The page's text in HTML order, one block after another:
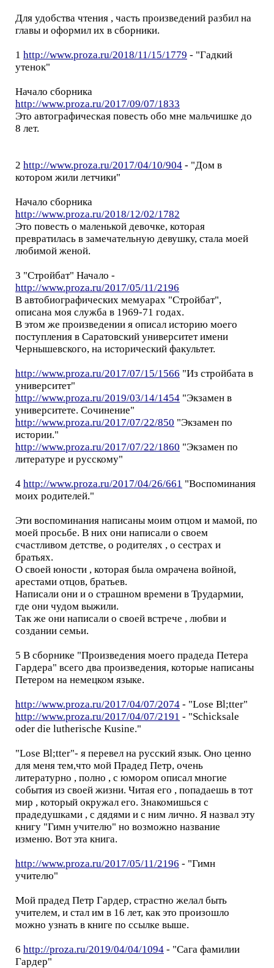
Для удобства чтения , часть произведений разбил на
главы и оформил их в сборники.
1 http://www.proza.ru/2018/11/15/1779 - "Гадкий
утенок"
Начало сборника
http://www.proza.ru/2017/09/07/1833
Это автографическая повесть обо мне мальчишке до
8 лет.
2 http://www.proza.ru/2017/04/10/904 - "Дом в
котором жили летчики"
Начало сборника
http://www.proza.ru/2018/12/02/1782
Это повесть о маленькой девочке, которая
превратилась в замечательную девушку, стала моей
любимой женой.
3 "Стройбат" Начало -
http://www.proza.ru/2017/05/11/2196
В автобиографических мемуарах "Стройбат",
описана моя служба в 1969-71 годах.
В этом же произведении я описал историю моего
поступления в Саратовский университет имени
Чернышевского, на исторический факультет.
http://www.proza.ru/2017/07/15/1566 "Из стройбата в
университет"
http://www.proza.ru/2019/03/14/1454 "Экзамен в
университете. Сочинение"
http://www.proza.ru/2017/07/22/850 "Экзамен по
истории."
http://www.proza.ru/2017/07/22/1860 "Экзамен по
литературе и русскому"
4 http://www.proza.ru/2017/04/26/661 "Воспоминания
моих родителей."
Эти воспоминания написаны моим отцом и мамой, по
моей просьбе. В них они написали о своем
счастливом детстве, о родителях , о сестрах и
братьях.
О своей юности , которая была омрачена войной,
арестами отцов, братьев.
Написали они и о страшном времени в Трудармии,
где они чудом выжили.
Так же они написали о своей встрече , любви и
создании семьи.
5 В сборнике "Произведения моего прадеда Петера
Гардера" всего два произведения, которые написаны
Петером на немецком языке.
http://www.proza.ru/2017/04/07/2074 - "Lose Bl;tter"
http://www.proza.ru/2017/04/07/2191 - "Schicksale
oder die lutherische Kusine."
"Lose Bl;tter"- я перевел на русский язык. Оно ценно
для меня тем,что мой Прадед Петр, очень
литературно , полно , с юмором описал многие
события из своей жизни. Читая его , попадаешь в тот
мир , который окружал его. Знакомишься с
прадедушками , с дядями и с ним лично. Я назвал эту
книгу "Гимн учителю" но возможно название
изменю. Вот эта книга.
http://www.proza.ru/2017/05/11/2196 - "Гимн
учителю"
Мой прадед Петр Гардер, страстно желал быть
учителем, и стал им в 16 лет, как это произошло
можно узнать в книге по ссылке выше.
6 http://proza.ru/2019/04/04/1094 - "Сага фамилии
Гардер"